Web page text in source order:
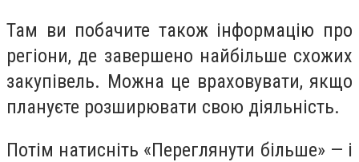
Там ви побачите також інформацію про
регіони, де завершено найбільше схожих
закупівель. Можна це враховувати, якщо
плануєте розширювати свою діяльність.
Потім натисніть «Переглянути більше» — і